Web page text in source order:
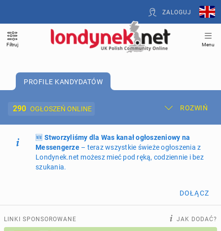
ZALOGUJ
Filtruj Menu
PROFILE KANDYDATÓW
290 OGŁOSZEŃ ONLINE ROZWIŃ
Dodaj ogłoszenie Moje ogłoszenia
Oferta i cennik ogłoszeń
ogłoszenia online
🆕 Stworzyliśmy dla Was kanał ogłoszeniowy na
Messengerze– teraz wszystkie świeże ogłoszenia z
Londynek.net możesz mieć pod ręką, codziennie i bez
szukania.
DOŁĄCZ
LINKI SPONSOROWANE JAK DODAĆ?